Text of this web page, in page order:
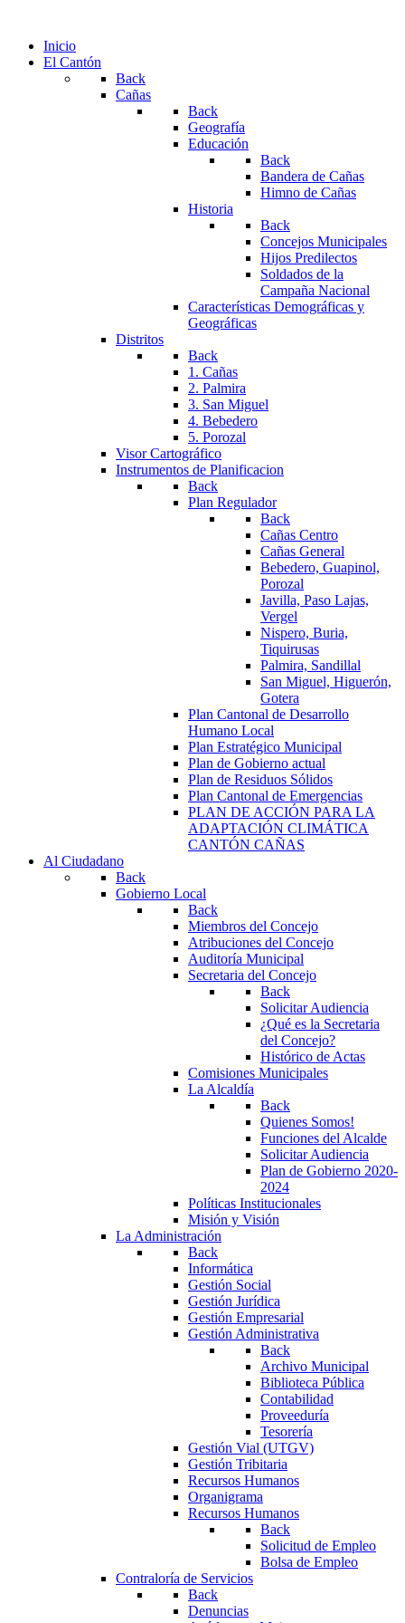
Inicio
El Cantón
Back
Cañas
Back
Geografía
Educación
Back
Bandera de Cañas
Himno de Cañas
Historia
Back
Concejos Municipales
Hijos Predilectos
Soldados de la
Campaña Nacional
Características Demográficas y
Geográficas
Distritos
Back
1. Cañas
2. Palmira
3. San Miguel
4. Bebedero
5. Porozal
Visor Cartográfico
Instrumentos de Planificacion
Back
Plan Regulador
Back
Cañas Centro
Cañas General
Bebedero, Guapinol,
Porozal
Javilla, Paso Lajas,
Vergel
Nispero, Buria,
Tiquirusas
Palmira, Sandillal
San Miguel, Higuerón,
Gotera
Plan Cantonal de Desarrollo
Humano Local
Plan Estratégico Municipal
Plan de Gobierno actual
Plan de Residuos Sólidos
Plan Cantonal de Emergencias
PLAN DE ACCIÓN PARA LA
ADAPTACIÓN CLIMÁTICA
CANTÓN CAÑAS
Al Ciudadano
Back
Gobierno Local
Back
Miembros del Concejo
Atribuciones del Concejo
Auditoría Municipal
Secretaria del Concejo
Back
Solicitar Audiencia
¿Qué es la Secretaria
del Concejo?
Histórico de Actas
Comisiones Municipales
La Alcaldía
Back
Quienes Somos!
Funciones del Alcalde
Solicitar Audiencia
Plan de Gobierno 2020-
2024
Políticas Institucionales
Misión y Visión
La Administración
Back
Informática
Gestión Social
Gestión Jurídica
Gestión Empresarial
Gestión Administrativa
Back
Archivo Municipal
Biblioteca Pública
Contabilidad
Proveeduría
Tesorería
Gestión Vial (UTGV)
Gestión Tribitaria
Recursos Humanos
Organigrama
Recursos Humanos
Back
Solicitud de Empleo
Bolsa de Empleo
Contraloría de Servicios
Back
Denuncias